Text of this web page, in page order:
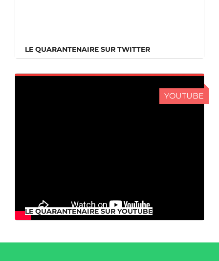
LE QUARANTENAIRE SUR TWITTER
YOUTUBE
LE QUARANTENAIRE SUR YOUTUBE